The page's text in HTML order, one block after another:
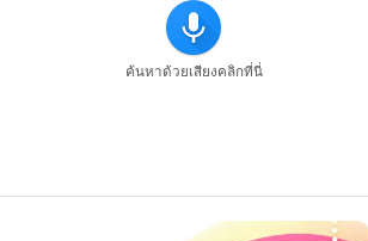
ค้นหาด้วยเสียงคลิกที่นี่